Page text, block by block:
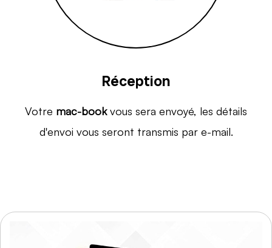
Réception
Votre mac-bookvous sera envoyé, les détails
d'envoi vous seront transmis par e-mail.